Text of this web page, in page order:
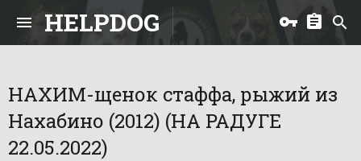
HELPDOG
НАХИМ-щенок стаффа, рыжий из
Нахабино (2012) (НА РАДУГЕ
22.05.2022)